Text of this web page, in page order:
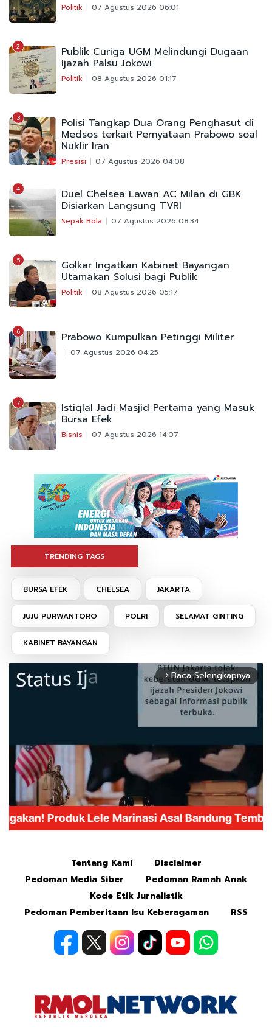
Politik 07 Agustus 2026 06:01
2 Publik Curiga UGM Melindungi Dugaan
Ijazah Palsu Jokowi
Politik 08 Agustus 2026 01:17
3 Polisi Tangkap Dua Orang Penghasut di
Medsos terkait Pernyataan Prabowo soal
Nuklir Iran
Presisi 07 Agustus 2026 04:08
4 Duel Chelsea Lawan AC Milan di GBK
Disiarkan Langsung TVRI
Sepak Bola 07 Agustus 2026 08:34
5 Golkar Ingatkan Kabinet Bayangan
Utamakan Solusi bagi Publik
Politik 08 Agustus 2026 05:17
6 Prabowo Kumpulkan Petinggi Militer
07 Agustus 2026 04:25
7 Istiqlal Jadi Masjid Pertama yang Masuk
Bursa Efek
Bisnis 07 Agustus 2026 14:07
TRENDING TAGS
BURSA EFEK CHELSEA JAKARTA
JUJU PURWANTORO POLRI SELAMAT GINTING
KABINET BAYANGAN
arrow_forward_ios Baca Selengkapnya
Tentang Kami
Disclaimer
Pedoman Media Siber
Pedoman Ramah Anak
Kode Etik Jurnalistik
Pedoman Pemberitaan Isu Keberagaman
RSS